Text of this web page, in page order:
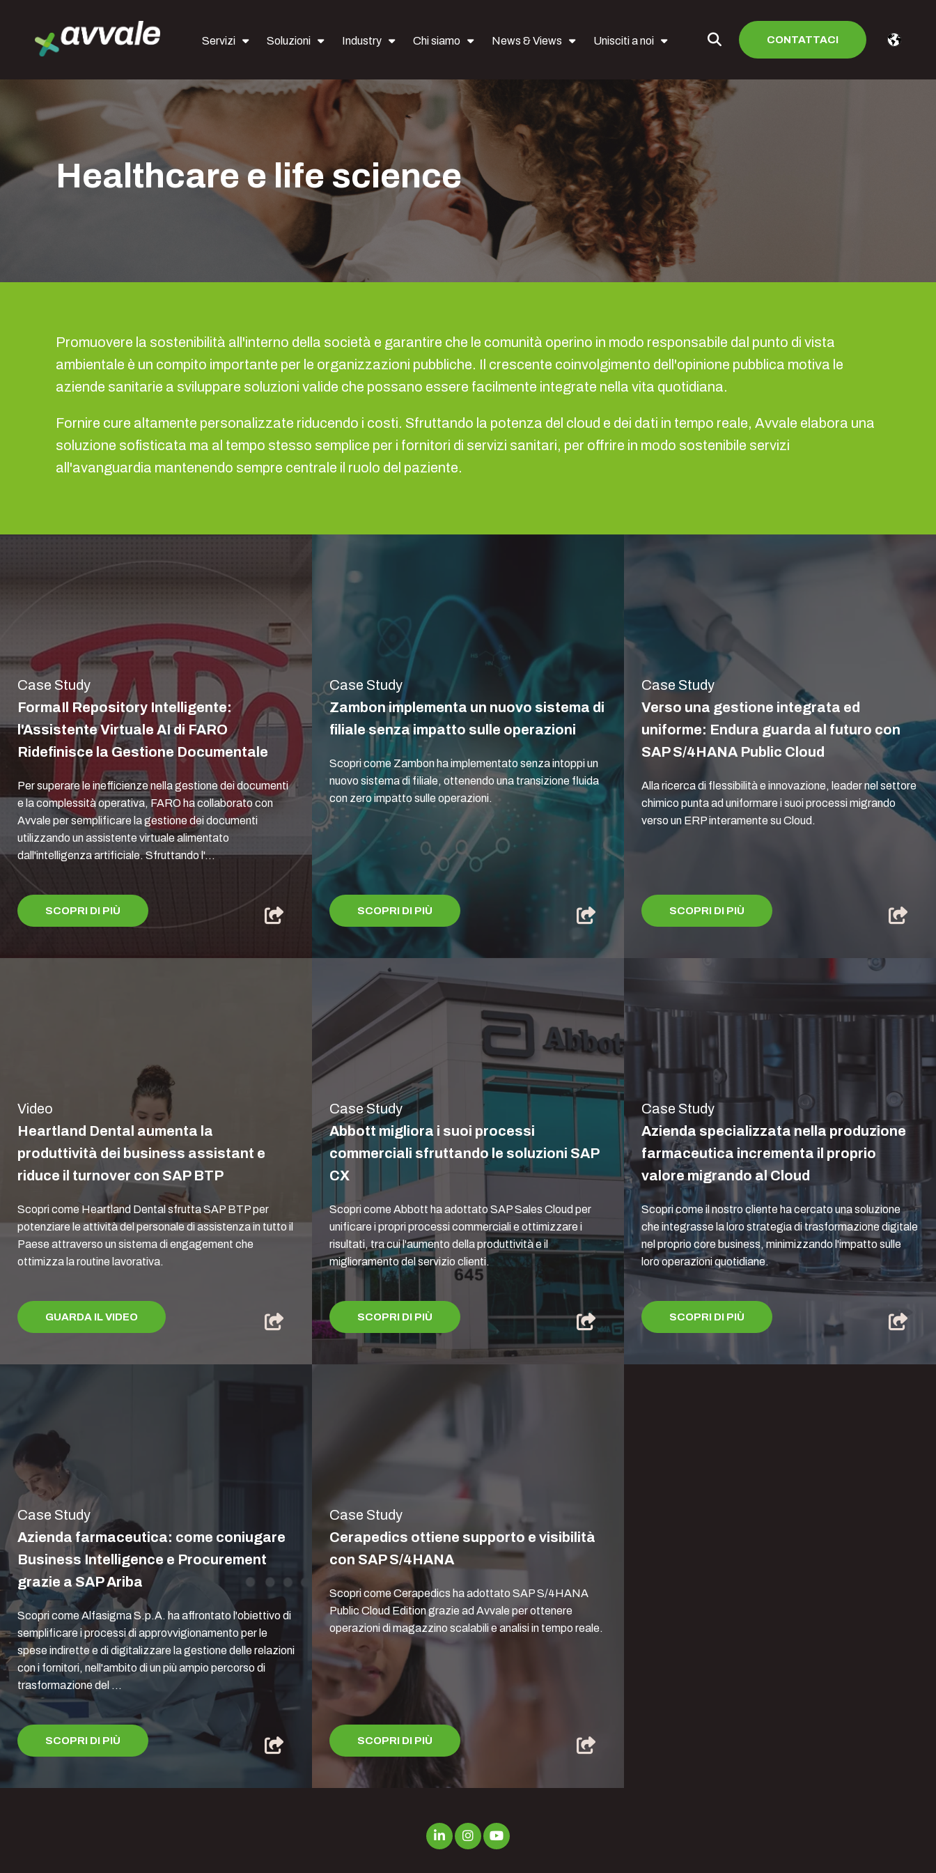
Servizi Soluzioni Industry Chi siamo News & Views Unisciti a noi CONTATTACI
Healthcare e life science
Promuovere la sostenibilità all'interno della società e garantire che le comunità operino in modo responsabile dal punto di vista
ambientale è un compito importante per le organizzazioni pubbliche. Il crescente coinvolgimento dell'opinione pubblica motiva le
aziende sanitarie a sviluppare soluzioni valide che possano essere facilmente integrate nella vita quotidiana.
Fornire cure altamente personalizzate riducendo i costi. Sfruttando la potenza del cloud e dei dati in tempo reale, Avvale elabora una
soluzione sofisticata ma al tempo stesso semplice per i fornitori di servizi sanitari, per offrire in modo sostenibile servizi
all'avanguardia mantenendo sempre centrale il ruolo del paziente.
Case Study
FormaIl Repository Intelligente:
l'Assistente Virtuale AI di FARO
Ridefinisce la Gestione Documentale
Per superare le inefficienze nella gestione dei documenti
e la complessità operativa, FARO ha collaborato con
Avvale per semplificare la gestione dei documenti
utilizzando un assistente virtuale alimentato
dall'intelligenza artificiale. Sfruttando l'...
SCOPRI DI PIÙ
Case Study
Zambon implementa un nuovo sistema di
filiale senza impatto sulle operazioni
Scopri come Zambon ha implementato senza intoppi un
nuovo sistema di filiale, ottenendo una transizione fluida
con zero impatto sulle operazioni.
SCOPRI DI PIÙ
Case Study
Verso una gestione integrata ed
uniforme: Endura guarda al futuro con
SAP S/4HANA Public Cloud
Alla ricerca di flessibilità e innovazione, leader nel settore
chimico punta ad uniformare i suoi processi migrando
verso un ERP interamente su Cloud.
SCOPRI DI PIÙ
Video
Heartland Dental aumenta la
produttività dei business assistant e
riduce il turnover con SAP BTP
Scopri come Heartland Dental sfrutta SAP BTP per
potenziare le attività del personale di assistenza in tutto il
Paese attraverso un sistema di engagement che
ottimizza la routine lavorativa.
GUARDA IL VIDEO
Case Study
Abbott migliora i suoi processi
commerciali sfruttando le soluzioni SAP
CX
Scopri come Abbott ha adottato SAP Sales Cloud per
unificare i propri processi commerciali e ottimizzare i
risultati, tra cui l'aumento della produttività e il
miglioramento del servizio clienti.
SCOPRI DI PIÙ
Case Study
Azienda specializzata nella produzione
farmaceutica incrementa il proprio
valore migrando al Cloud
Scopri come il nostro cliente ha cercato una soluzione
che integrasse la loro strategia di trasformazione digitale
nel proprio core business, minimizzando l'impatto sulle
loro operazioni quotidiane.
SCOPRI DI PIÙ
Case Study
Azienda farmaceutica: come coniugare
Business Intelligence e Procurement
grazie a SAP Ariba
Scopri come Alfasigma S.p.A. ha affrontato l'obiettivo di
semplificare i processi di approvvigionamento per le
spese indirette e di digitalizzare la gestione delle relazioni
con i fornitori, nell'ambito di un più ampio percorso di
trasformazione del ...
SCOPRI DI PIÙ
Case Study
Cerapedics ottiene supporto e visibilità
con SAP S/4HANA
Scopri come Cerapedics ha adottato SAP S/4HANA
Public Cloud Edition grazie ad Avvale per ottenere
operazioni di magazzino scalabili e analisi in tempo reale.
SCOPRI DI PIÙ